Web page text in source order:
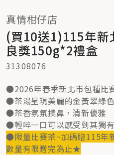
真情柑仔店
(買10送1)115年新
良獎150g*2禮盒
31308076
●2026年春季新北市包種比
●茶湯呈現美麗的金黃翠綠
●茶香氛氛撲鼻，清新優雅
●輕啐一口可以感受到其獨
●限量比賽茶~加碼贈115年
數量有限贈完為止★